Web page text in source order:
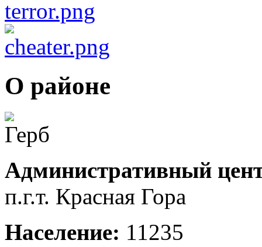
О районе
Административный
п.г.т. Красная Гора
Население: 11235